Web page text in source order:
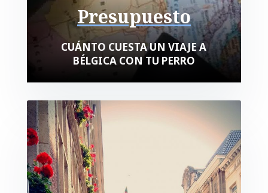
Presupuesto
CUÁNTO CUESTA UN VIAJE A
BÉLGICA CON TU PERRO